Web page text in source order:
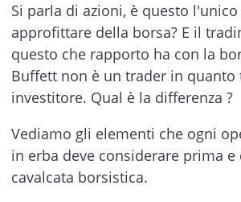
Si parla di azioni, è questo
approfittare della borsa? E il
questo che rapporto ha con la
Buffett non è un trader in quanto
investitore. Qual è la differenza ?
Vediamo gli elementi che ogni
in erba deve considerare prima e
cavalcata borsistica.